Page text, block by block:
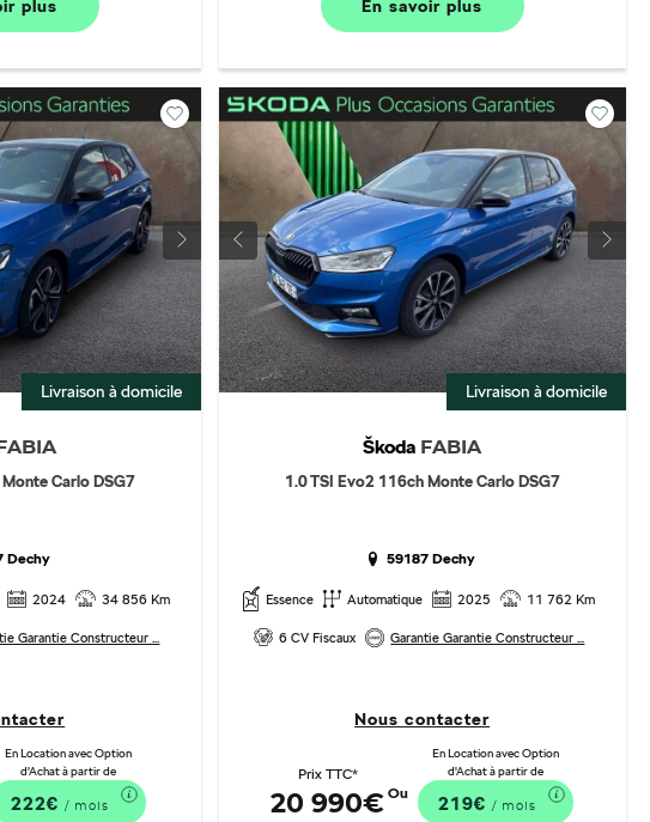
plus En savoirplus
Livraison à domicile
FABIA
Carlo DSG7
Dechy
2024 34 856 Km
Garantie Constructeur ...
En Location avec Option
d'Achat à partir de
222€ / mois
Livraison à domicile
Škoda FABIA
1.0 TSI Evo2 116ch Monte Carlo DSG7
59187 Dechy
Essence Automatique 2025 11 762 Km
6 CV Fiscaux Garantie Garantie Constructeur ...
Nous contacter
Prix TTC*
20 990€ Ou
En Location avec Option
d'Achat à partir de
219€/ mois